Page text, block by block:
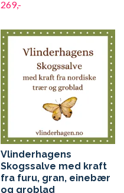
269,-
Vlinderhagens
Skogssalve med kraft
fra furu, gran, einebær
og groblad